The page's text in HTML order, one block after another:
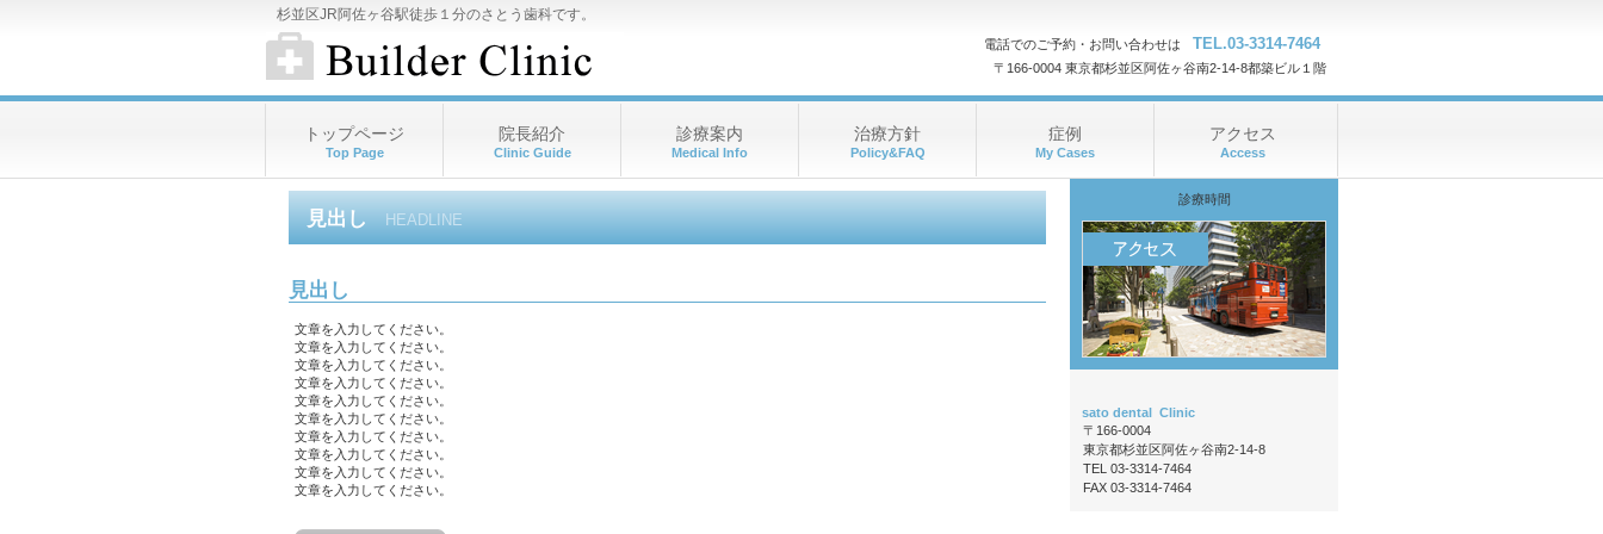
杉並区JR阿佐ヶ谷駅徒歩１分のさとう歯科です。
電話でのご予約・お問い合わせは TEL.03-3314-7464
〒166-0004 東京都杉並区阿佐ヶ谷南2-14-8都築ビル１階
見出し HEADLINE
見出し
文章を入力してください。
文章を入力してください。
文章を入力してください。
文章を入力してください。
文章を入力してください。
文章を入力してください。
文章を入力してください。
文章を入力してください。
文章を入力してください。
文章を入力してください。
トップページ
Top Page
院長紹介
Clinic Guide
診療案内
Medical Info
治療方針
Policy&FAQ
症例
My Cases
アクセス
Access
診療時間
sato dental Clinic
〒166-0004
東京都杉並区阿佐ヶ谷南2-14-8
TEL 03-3314-7464
FAX 03-3314-7464